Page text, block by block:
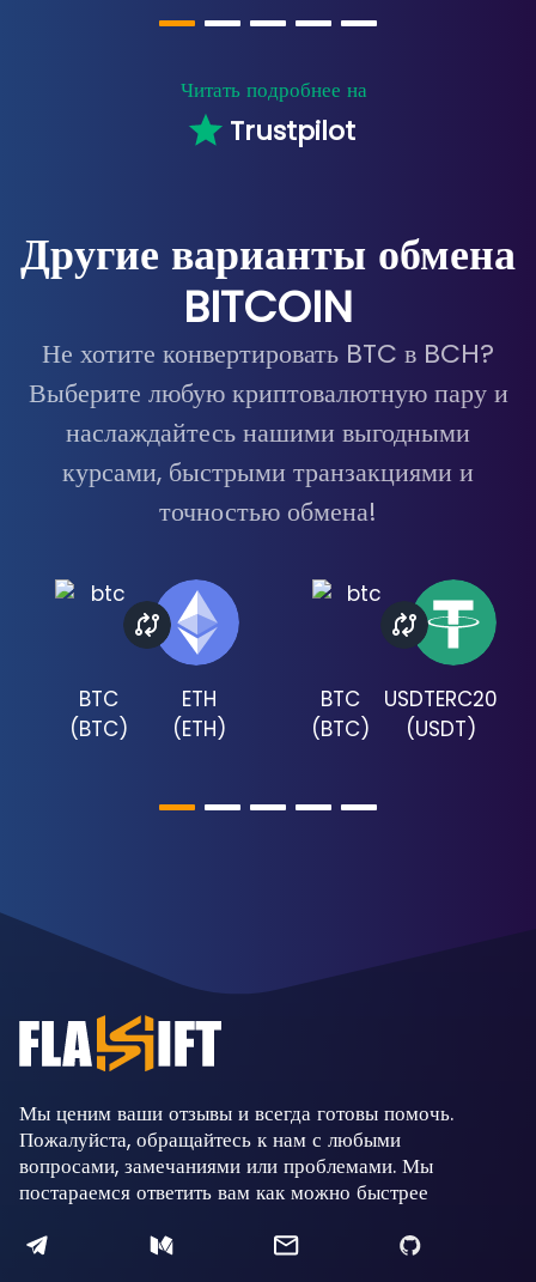
Читать подробнее на
Trustpilot
Другие варианты обмена
BITCOIN
Не хотите конвертировать BTC в BCH?
Выберите любую криптовалютную пару и
наслаждайтесь нашими выгодными
курсами, быстрыми транзакциями и
точностью обмена!
BTC
(BTC)
ETH
(ETH)
BTC
(BTC)
USDTERC20
(USDT)
Мы ценим ваши отзывы и всегда готовы помочь.
Пожалуйста, обращайтесь к нам с любыми
вопросами, замечаниями или проблемами. Мы
постараемся ответить вам как можно быстрее